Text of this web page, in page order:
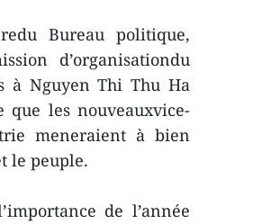
Bureau politique,
d’organisationdu
à Nguyen Thi Thu Ha
que les nouveauxvice-
meneraient à bien
le peuple.
de l’année